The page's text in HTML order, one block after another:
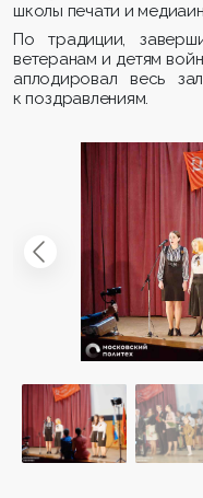
школы печати и
По традиции,
ветеранам и детям
аплодировал весь
к поздравлениям.